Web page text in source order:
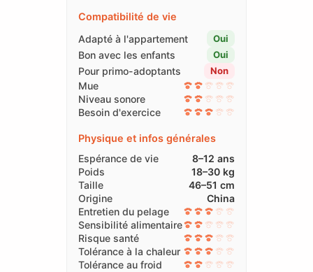
Compatibilité de vie
Adapté à l'appartement
Oui
Bon avec les enfants Oui
Pour primo-adoptants Non
Mue
Niveau sonore
Besoin d'exercice
Physique et infos générales
Espérance de vie
8–12 ans
Poids
18–30 kg
Taille
46–51 cm
Origine
China
Entretien du pelage
Sensibilité alimentaire
Risque santé
Tolérance à la chaleur
Tolérance au froid